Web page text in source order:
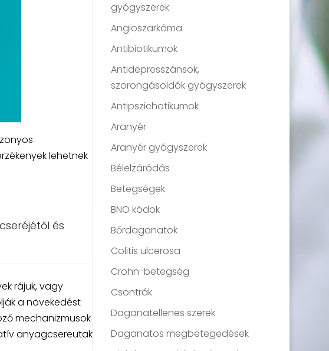
lehetnek
és
rájuk, vagy
a növekedést
mechanizmusok
anyagcsereutak
gyógyszerek
Angioszarkóma
Antibiotikumok
Antidepresszánsok,
szorongásoldók gyógyszerek
Antipszichotikumok
Aranyér
Aranyér gyógyszerek
Bélelzáródás
Betegségek
BNO kódok
Bőrdaganatok
Colitis ulcerosa
Crohn-betegség
Csontrák
Daganatellenes szerek
Daganatos megbetegedések